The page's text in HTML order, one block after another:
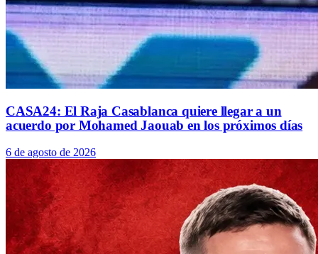
CASA24: El Raja Casablanca quiere llegar a un
acuerdo por Mohamed Jaouab en los próximos días
6 de agosto de 2026